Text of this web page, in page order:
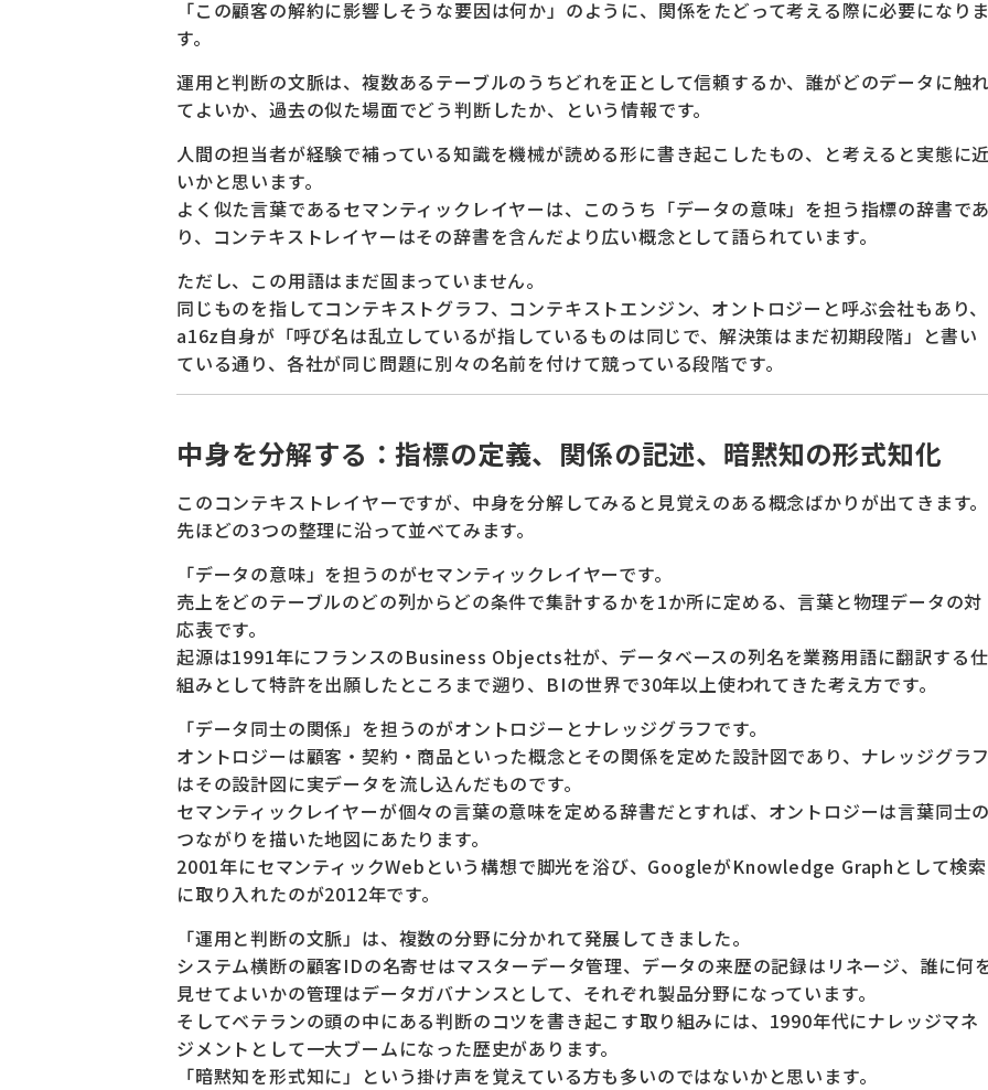
「この顧客の解約に影響しそうな要因は何か」のように、関係をたどって考える際に必要になりま
す。
運用と判断の文脈は、複数あるテーブルのうちどれを正として信頼するか、誰がどのデータに触れ
てよいか、過去の似た場面でどう判断したか、という情報です。
人間の担当者が経験で補っている知識を機械が読める形に書き起こしたもの、と考えると実態に近
いかと思います。
よく似た言葉であるセマンティックレイヤーは、このうち「データの意味」を担う指標の辞書であ
り、コンテキストレイヤーはその辞書を含んだより広い概念として語られています。
ただし、この用語はまだ固まっていません。
同じものを指してコンテキストグラフ、コンテキストエンジン、オントロジーと呼ぶ会社もあり、
a16z自身が「呼び名は乱立しているが指しているものは同じで、解決策はまだ初期段階」と書い
ている通り、各社が同じ問題に別々の名前を付けて競っている段階です。
中身を分解する：指標の定義、関係の記述、暗黙知の形式知化
このコンテキストレイヤーですが、中身を分解してみると見覚えのある概念ばかりが出てきます。
先ほどの3つの整理に沿って並べてみます。
「データの意味」を担うのがセマンティックレイヤーです。
売上をどのテーブルのどの列からどの条件で集計するかを1か所に定める、言葉と物理データの対
応表です。
起源は1991年にフランスのBusiness Objects社が、データベースの列名を業務用語に翻訳する仕
組みとして特許を出願したところまで遡り、BIの世界で30年以上使われてきた考え方です。
「データ同士の関係」を担うのがオントロジーとナレッジグラフです。
オントロジーは顧客・契約・商品といった概念とその関係を定めた設計図であり、ナレッジグラフ
はその設計図に実データを流し込んだものです。
セマンティックレイヤーが個々の言葉の意味を定める辞書だとすれば、オントロジーは言葉同士の
つながりを描いた地図にあたります。
2001年にセマンティックWebという構想で脚光を浴び、GoogleがKnowledge Graphとして検索
に取り入れたのが2012年です。
「運用と判断の文脈」は、複数の分野に分かれて発展してきました。
システム横断の顧客IDの名寄せはマスターデータ管理、データの来歴の記録はリネージ、誰に何
見せてよいかの管理はデータガバナンスとして、それぞれ製品分野になっています。
そしてベテランの頭の中にある判断のコツを書き起こす取り組みには、1990年代にナレッジマネ
ジメントとして一大ブームになった歴史があります。
「暗黙知を形式知に」という掛け声を覚えている方も多いのではないかと思います。